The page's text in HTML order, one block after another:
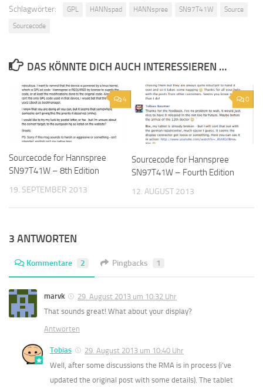
Schlagwörter:
GPL HANNspad HANNspree SN97T41W
Source
Sourcecode
DAS KÖNNTE DICH AUCH INTERESSIEREN …
4
Sourcecode for Hannspree
SN97T41W – 8th Edition
19. SEPTEMBER 2013
0
Sourcecode for Hannspree
SN97T41W – Fourth Edition
12. AUGUST 2013
3 ANTWORTEN
Kommentare 2 Pingbacks 1
marvk
29. August 2013 um 10:32 Uhr
That sounds great! What about your display?
Antworten
Tobias
29. August 2013 um 10:40 Uhr
Well, after some discussions the RMA is in process (i’ve
updated the original post with some details). The tablet